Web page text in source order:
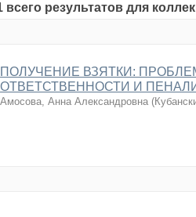
всего результатов для
ПОЛУЧЕНИЕ ВЗЯТКИ:
ОТВЕТСТВЕННОСТИ И
Амосова, Анна Александровна (